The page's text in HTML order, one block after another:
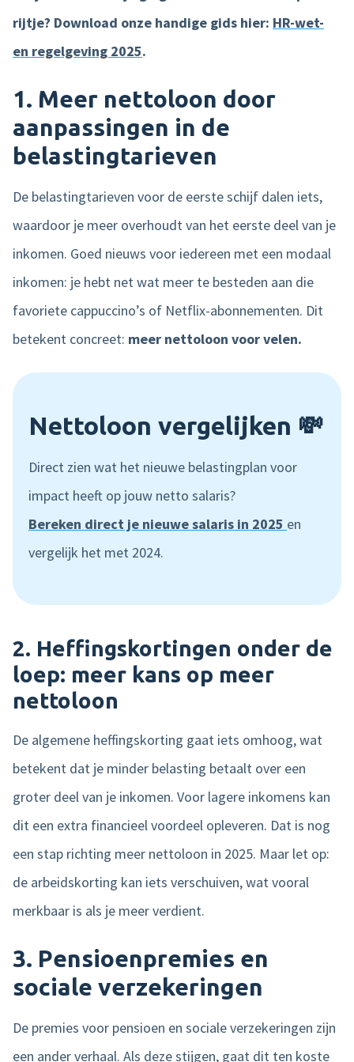
rijtje? Download onze handige gids hier: HR-wet-
en regelgeving 2025.
1. Meer nettoloon door
aanpassingen in de
belastingtarieven
De belastingtarieven voor de eerste schijf dalen iets,
waardoor je meer overhoudt van het eerste deel van je
inkomen. Goed nieuws voor iedereen met een modaal
inkomen: je hebt net wat meer te besteden aan die
favoriete cappuccino’s of Netflix-abonnementen. Dit
betekent concreet: meer nettoloon voor velen.
Nettoloon vergelijken 💸
Direct zien wat het nieuwe belastingplan voor
impact heeft op jouw netto salaris?
Bereken direct je nieuwe salaris in 2025 en
vergelijk het met 2024.
2. Heffingskortingen onder de
loep: meer kans op meer
nettoloon
De algemene heffingskorting gaat iets omhoog, wat
betekent dat je minder belasting betaalt over een
groter deel van je inkomen. Voor lagere inkomens kan
dit een extra financieel voordeel opleveren. Dat is nog
een stap richting meer nettoloon in 2025. Maar let op:
de arbeidskorting kan iets verschuiven, wat vooral
merkbaar is als je meer verdient.
3. Pensioenpremies en
sociale verzekeringen
De premies voor pensioen en sociale verzekeringen zijn
een ander verhaal. Als deze stijgen, gaat dit ten koste